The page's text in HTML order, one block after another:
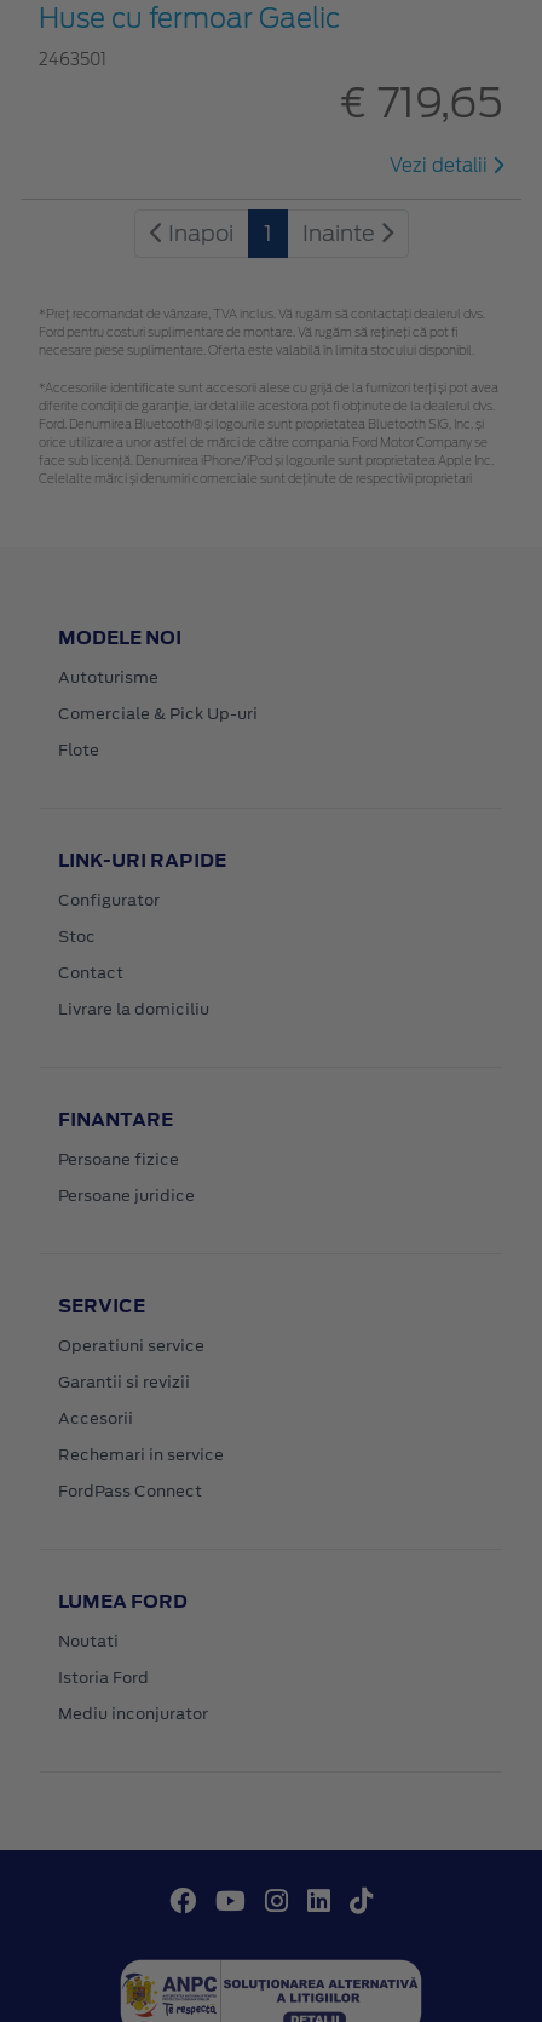
Huse cu fermoar Gaelic
2463501
€ 719,65
Vezi detalii
Inapoi 1 Inainte
*Preţ recomandat de vânzare, TVA inclus. Vă rugăm să contactaţi dealerul dvs.
Ford pentru costuri suplimentare de montare. Vă rugăm să rețineți că pot fi
necesare piese suplimentare. Oferta este valabilă în limita stocului disponibil.
*Accesoriile identificate sunt accesorii alese cu grijă de la furnizori terți și pot avea
diferite condiții de garanție, iar detaliile acestora pot fi obținute de la dealerul dvs.
Ford. Denumirea Bluetooth® și logourile sunt proprietatea Bluetooth SIG, Inc. și
orice utilizare a unor astfel de mărci de către compania Ford Motor Company se
face sub licență. Denumirea iPhone/iPod și logourile sunt proprietatea Apple Inc.
Celelalte mărci și denumiri comerciale sunt deținute de respectivii proprietari
MODELE NOI
Autoturisme
Comerciale & Pick Up-uri
Flote
LINK-URI RAPIDE
Configurator
Stoc
Contact
Livrare la domiciliu
FINANTARE
Persoane fizice
Persoane juridice
SERVICE
Operatiuni service
Garantii si revizii
Accesorii
Rechemari in service
FordPass Connect
LUMEA FORD
Noutati
Istoria Ford
Mediu inconjurator